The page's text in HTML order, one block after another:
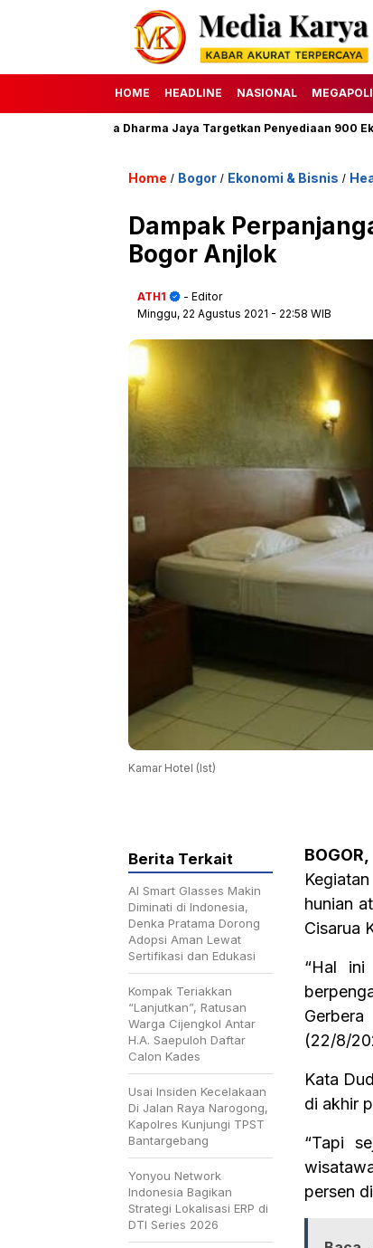
HOME HEADLINE NASIONAL
H, Perumda Dharma Jaya Targetkan Penyediaan 900 Ekor
Home / Bogor / Ekonomi & Bisnis /
Dampak
Bogor Anjlok
ATH1
- Editor
Minggu, 22 Agustus 2021 - 22:58 WIB
Kamar Hotel (Ist)
hunian
Cisarua
“Hal ini
(22/8/
Kata
di akhir
“Tapi
persen
Berita Terkait
AI Smart Glasses Makin
Diminati di Indonesia,
Denka Pratama Dorong
Adopsi Aman Lewat
Sertifikasi dan Edukasi
Kompak Teriakkan
“Lanjutkan”, Ratusan
Warga Cijengkol Antar
H.A. Saepuloh Daftar
Calon Kades
Usai Insiden Kecelakaan
Di Jalan Raya Narogong,
Kapolres Kunjungi TPST
Bantargebang
Yonyou Network
Indonesia Bagikan
Strategi Lokalisasi ERP di
DTI Series 2026